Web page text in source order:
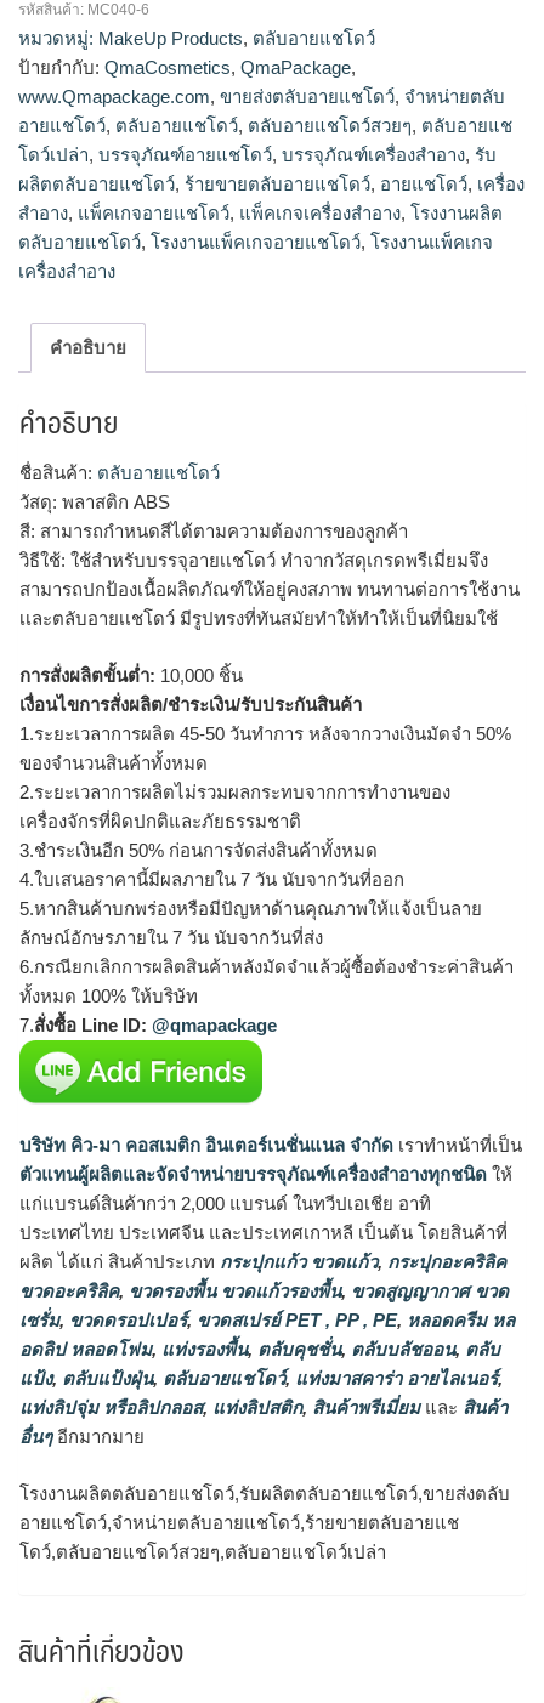
โรงงานผลิตตลับอายแชโดว์,รับผลิตตลับอายแชโดว์,ขายส่งตลับ
อายแชโดว์,จำหน่ายตลับอายแชโดว์,ร้ายขายตลับอายแช
โดว์,ตลับอายแชโดว์สวยๆ,ตลับอายแชโดว์เปล่า
รหัสสินค้า: MC040-6
หมวดหมู่: MakeUp Products, ตลับอายแชโดว์
ป้ายกำกับ: QmaCosmetics, QmaPackage,
www.Qmapackage.com, ขายส่งตลับอายแชโดว์, จำหน่ายตลับ
อายแชโดว์, ตลับอายแชโดว์, ตลับอายแชโดว์สวยๆ, ตลับอายแช
โดว์เปล่า, บรรจุภัณฑ์อายแชโดว์, บรรจุภัณฑ์เครื่องสำอาง, รับ
ผลิตตลับอายแชโดว์, ร้ายขายตลับอายแชโดว์, อายแชโดว์, เครื่อง
สำอาง, แพ็คเกจอายแชโดว์, แพ็คเกจเครื่องสำอาง, โรงงานผลิต
ตลับอายแชโดว์, โรงงานแพ็คเกจอายแชโดว์, โรงงานแพ็คเกจ
เครื่องสำอาง
คำอธิบาย
คำอธิบาย
ชื่อสินค้า: ตลับอายแชโดว์
วัสดุ: พลาสติก ABS
สี: สามารถกำหนดสีได้ตามความต้องการของลูกค้า
วิธีใช้: ใช้สำหรับบรรจุอายเเชโดว์ ทำจากวัสดุเกรดพรีเมี่ยมจึง
สามารถปกป้องเนื้อผลิตภัณฑ์ให้อยู่คงสภาพ ทนทานต่อการใช้งาน
เเละตลับอายเเชโดว์ มีรูปทรงที่ทันสมัยทำให้ทำให้เป็นที่นิยมใช้
การสั่งผลิตขั้นต่ำ: 10,000 ชิ้น
เงื่อนไขการสั่งผลิต/ชำระเงิน/รับประกันสินค้า
1.ระยะเวลาการผลิต 45-50 วันทำการ หลังจากวางเงินมัดจำ 50%
ของจำนวนสินค้าทั้งหมด
2.ระยะเวลาการผลิตไม่รวมผลกระทบจากการทำงานของ
เครื่องจักรที่ผิดปกติและภัยธรรมชาติ
3.ชำระเงินอีก 50% ก่อนการจัดส่งสินค้าทั้งหมด
4.ใบเสนอราคานี้มีผลภายใน 7 วัน นับจากวันที่ออก
5.หากสินค้าบกพร่องหรือมีปัญหาด้านคุณภาพให้แจ้งเป็นลาย
ลักษณ์อักษรภายใน 7 วัน นับจากวันที่ส่ง
6.กรณียกเลิกการผลิตสินค้าหลังมัดจำแล้วผู้ซื้อต้องชำระค่าสินค้า
ทั้งหมด 100% ให้บริษัท
7.สั่งซื้อ Line ID: @qmapackage
บริษัท คิว-มา คอสเมติก อินเตอร์เนชั่นแนล จำกัด เราทำหน้าที่เป็น
ตัวแทนผู้ผลิตและจัดจำหน่ายบรรจุภัณฑ์เครื่องสำอางทุกชนิด ให้
แก่แบรนด์สินค้ากว่า 2,000 แบรนด์ ในทวีปเอเชีย อาทิ
ประเทศไทย ประเทศจีน และประเทศเกาหลี เป็นต้น โดยสินค้าที่
ผลิต ได้แก่ สินค้าประเภท กระปุกแก้ว ขวดแก้ว, กระปุกอะคริลิค
ขวดอะคริลิค, ขวดรองพื้น ขวดแก้วรองพื้น, ขวดสูญญากาศ ขวด
เซรั่ม, ขวดดรอปเปอร์, ขวดสเปรย์ PET , PP , PE, หลอดครีม หล
อดลิป หลอดโฟม, แท่งรองพื้น, ตลับคุชชั่น, ตลับบลัชออน, ตลับ
แป้ง, ตลับแป้งฝุ่น, ตลับอายแชโดว์, แท่งมาสคาร่า อายไลเนอร์,
แท่งลิปจุ่ม หรือลิปกลอส, แท่งลิปสติก, สินค้าพรีเมี่ยมและ สินค้า
อื่นๆอีกมากมาย
โรงงานผลิตตลับอายแชโดว์,รับผลิตตลับอายแชโดว์,ขายส่งตลับ
อายแชโดว์,จำหน่ายตลับอายแชโดว์,ร้ายขายตลับอายแช
โดว์,ตลับอายแชโดว์สวยๆ,ตลับอายแชโดว์เปล่า
สินค้าที่เกี่ยวข้อง